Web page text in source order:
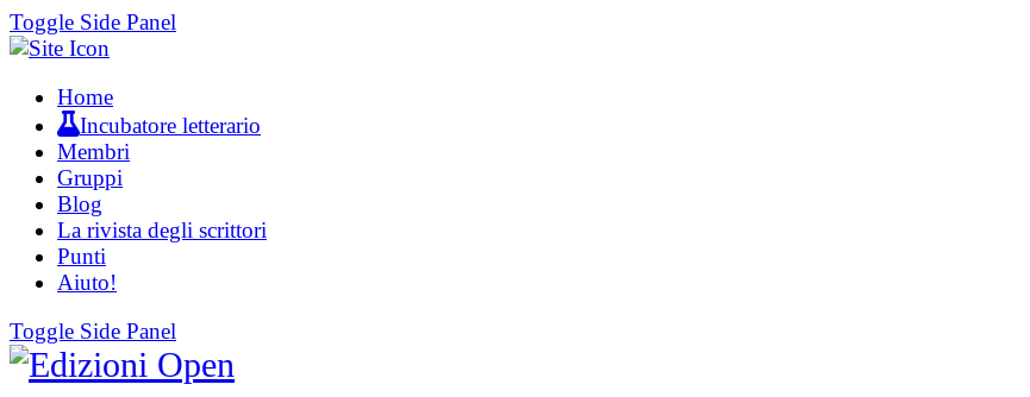
Toggle Side Panel
Home
Incubatore letterario
Membri
Gruppi
Blog
La rivista degli scrittori
Punti
Aiuto!
Toggle Side Panel